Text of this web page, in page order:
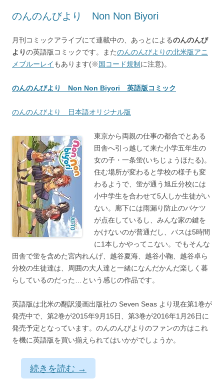
のんのんびより Non Non Biyori
月刊コミックアライブにて連載中の、あっとによるのんのんび
よりの英語版コミックです。またのんのんびよりの北米版アニ
メブルーレイ もあります(※ 国コード規制 に注意)。
のんのんびより Non Non Biyori 英語版コミック
のんのんびより 日本語オリジナル版
東京から両親の仕事の都合でとある
田舎へ引っ越して来た小学五年生の
女の子・一条蛍(いちじょうほたる)。
住む場所が変わると学校の様子も変
わるようで、蛍が通う旭丘分校には
小中学生を合わせて5人しか生徒がい
ない。廊下には雨漏り防止のバケツ
が点在しているし、みんな家の鍵を
かけないのが普通だし、バスは5時間
に1本しかやってこない。でもそんな
田舎で蛍を含めた宮内れんげ、越谷夏海、越谷小鞠、越谷卓ら
分校の生徒達は、周囲の大人達と一緒になんだかんだ楽しく暮
らしているのだった…という感じの作品です。
英語版は北米の翻訳漫画出版社の Seven Seas より現在第1巻が
発売中で、第2巻が2015年9月15日、第3巻が2016年1月26日に
発売予定となっています。のんのんびよりのファンの方はこれ
を機に英語版を買い揃えられてはいかがでしょうか。
続きを読む →